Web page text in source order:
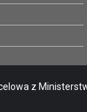
z